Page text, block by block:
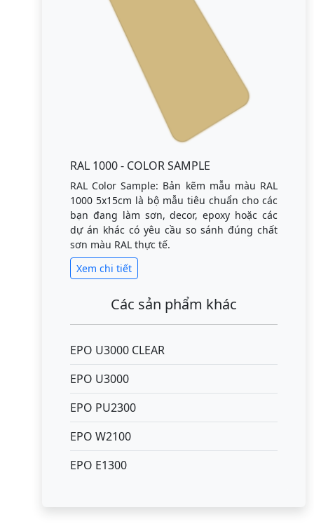
RAL 1000 - COLOR SAMPLE
RAL Color Sample: Bản kẽm mẫu màu RAL
1000 5x15cm là bộ mẫu tiêu chuẩn cho các
bạn đang làm sơn, decor, epoxy hoặc các
dự án khác có yêu cầu so sánh đúng chất
sơn màu RAL thực tế.
Xem chi tiết
Các sản phẩm khác
EPO U3000 CLEAR
EPO U3000
EPO PU2300
EPO W2100
EPO E1300